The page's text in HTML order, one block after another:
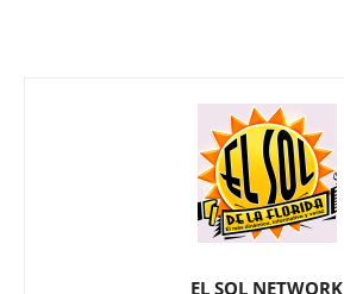
EL SOL NETWORK